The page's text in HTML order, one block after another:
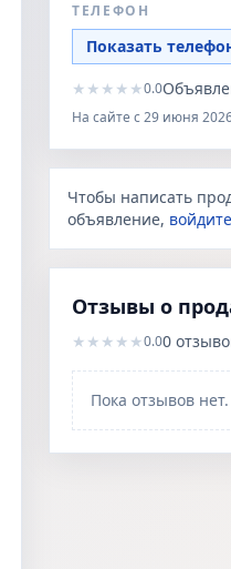
ТЕЛЕФОН
Показать
★ ★ ★ ★ ★0.0
На сайте с29 июня
Чтобы написать
объявление,
Отзывы о
★ ★ ★ ★ ★0.00
Пока отзывов нет.